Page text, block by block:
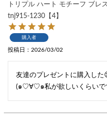
トリプル ハート モチーフ ブレ
tnj915-1230【4】
購入者
投稿日 2026/03/02
友達のプレゼントに購入し
(๑♡∀♡๑私が欲しいくらいで